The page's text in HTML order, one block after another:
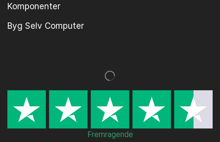
Komponenter
Byg Selv Computer
Fremragende